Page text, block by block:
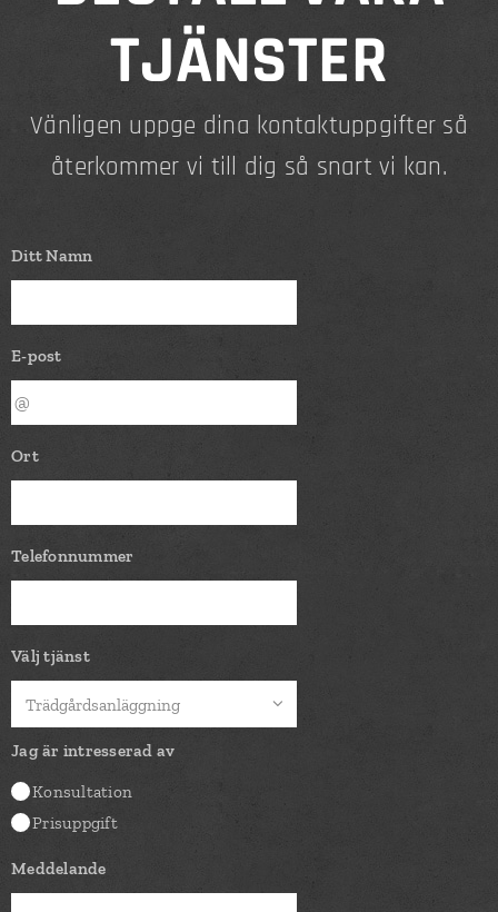
TJÄNSTER
Vänligen uppge dina kontaktuppgifter så
återkommer vi till dig så snart vi kan.
Ditt Namn
E-post
Ort
Telefonnummer
Välj tjänst
Jag är intresserad av
Konsultation
Prisuppgift
Meddelande